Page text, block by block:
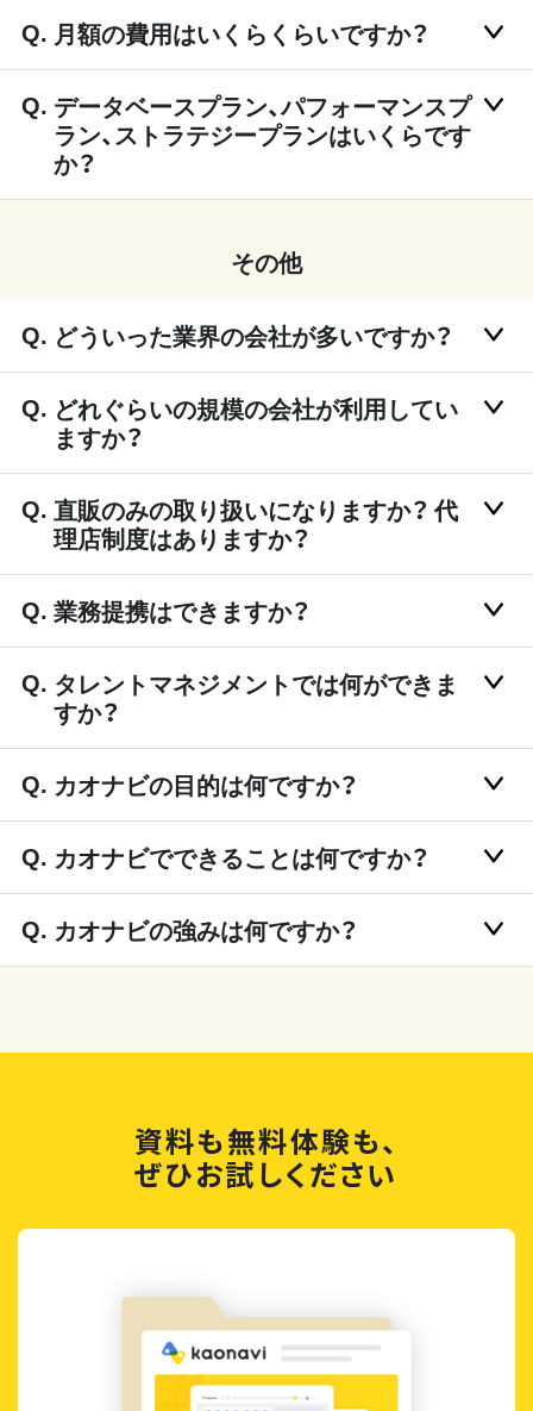
月額の費用はいくらくらいですか？
データベースプラン、パフォーマンスプ
ラン、ストラテジープランはいくらです
か？
その他
どういった業界の会社が多いですか？
どれぐらいの規模の会社が利用してい
ますか？
直販のみの取り扱いになりますか？ 代
理店制度はありますか？
業務提携はできますか？
タレントマネジメントでは何ができま
すか？
カオナビの目的は何ですか？
カオナビでできることは何ですか？
カオナビの強みは何ですか？
資料も無料体験も、
ぜひお試しください